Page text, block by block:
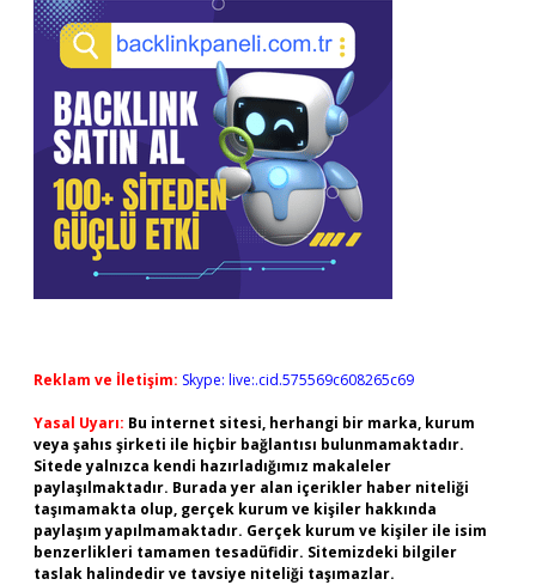
Reklam ve İletişim: Skype: live:.cid.575569c608265c69
Yasal Uyarı: Bu internet sitesi, herhangi bir marka, kurum
veya şahıs şirketi ile hiçbir bağlantısı bulunmamaktadır.
Sitede yalnızca kendi hazırladığımız makaleler
paylaşılmaktadır. Burada yer alan içerikler haber niteliği
taşımamakta olup, gerçek kurum ve kişiler hakkında
paylaşım yapılmamaktadır. Gerçek kurum ve kişiler ile isim
benzerlikleri tamamen tesadüfidir. Sitemizdeki bilgiler
taslak halindedir ve tavsiye niteliği taşımazlar.